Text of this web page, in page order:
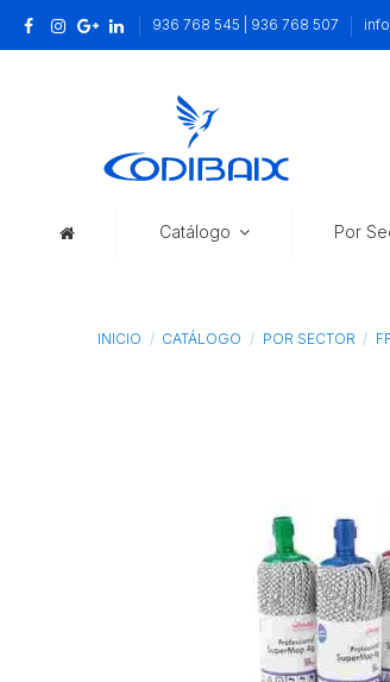
936 768 545 | 936 768 507
Catálogo Por
INICIO CATÁLOGO POR SECTOR